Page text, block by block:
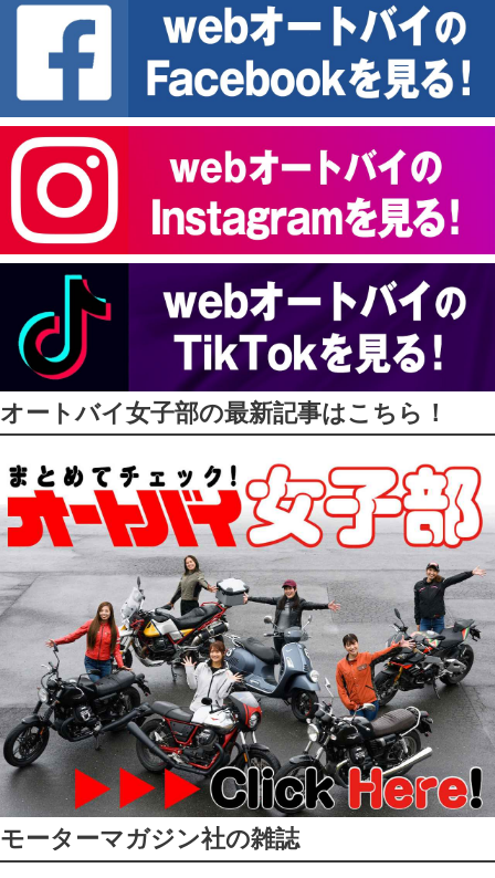
オートバイ女子部の最新記事はこちら！
モーターマガジン社の雑誌